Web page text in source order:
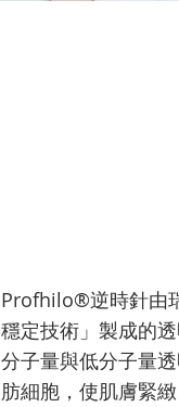
Profhilo®逆時針由
穩定技術」製成的
分子量與低分子量
肪細胞，使肌膚緊